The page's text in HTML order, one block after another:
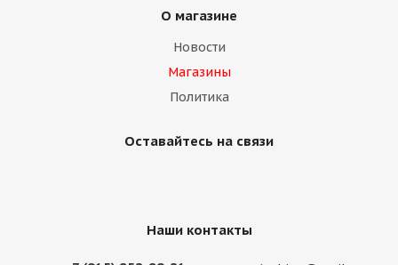
О магазине
Новости
Магазины
Политика
Оставайтесь на связи
Наши контакты